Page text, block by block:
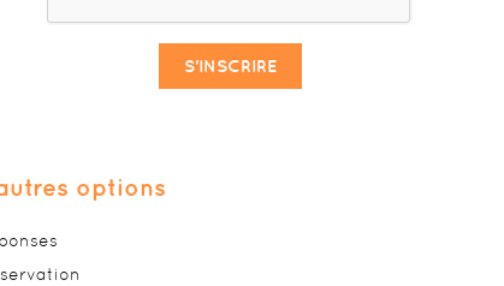
S'INSCRIRE
options